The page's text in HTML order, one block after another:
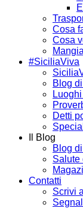
Cosa
Cosa
#SiciliaViva
Blog
Detti
Il Blog
Blog
Salute
Contatti
Scrivi